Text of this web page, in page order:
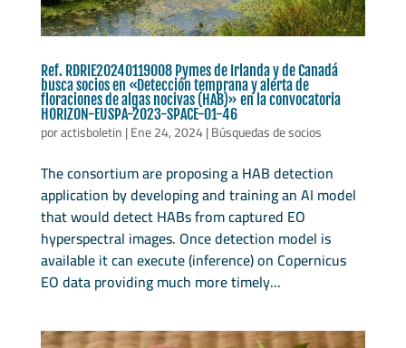
Ref. RDRIE20240119008 Pymes de Irlanda y de Canadá
busca socios en «Detección temprana y alerta de
floraciones de algas nocivas (HAB)» en la convocatoria
HORIZON-EUSPA-2023-SPACE-01-46
poractisboletin|Ene 24, 2024|Búsquedas de socios
The consortium are proposing a HAB detection
application by developing and training an AI model
that would detect HABs from captured EO
hyperspectral images. Once detection model is
available it can execute (inference) on Copernicus
EO data providing much more timely...